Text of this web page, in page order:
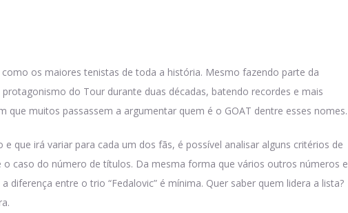
os maiores tenistas de toda a história. Mesmo fazendo parte da
do Tour durante duas décadas, batendo recordes e mais
que muitos passassem a argumentar quem é o GOAT dentre esses nomes.
e que irá variar para cada um dos fãs, é possível analisar alguns critérios de
caso do número de títulos. Da mesma forma que vários outros números e
diferença entre o trio “Fedalovic” é mínima. Quer saber quem lidera a lista?